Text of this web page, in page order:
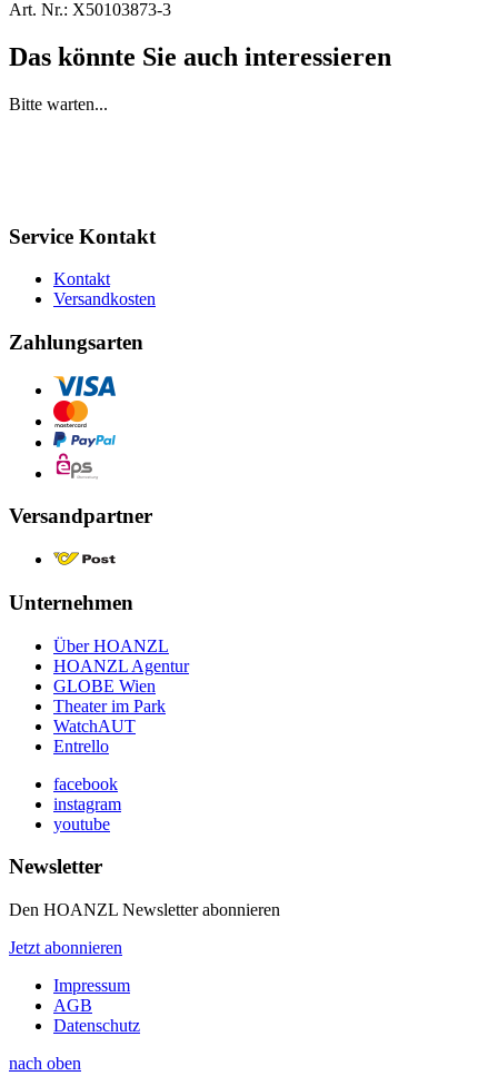
Art. Nr.: X50103873-3
Das könnte Sie auch interessieren
Bitte warten...
Service Kontakt
Kontakt
Versandkosten
Zahlungsarten
Versandpartner
Unternehmen
Über HOANZL
HOANZL Agentur
GLOBE Wien
Theater im Park
WatchAUT
Entrello
facebook
instagram
youtube
Newsletter
Den HOANZL Newsletter abonnieren
Jetzt abonnieren
Impressum
AGB
Datenschutz
nach oben